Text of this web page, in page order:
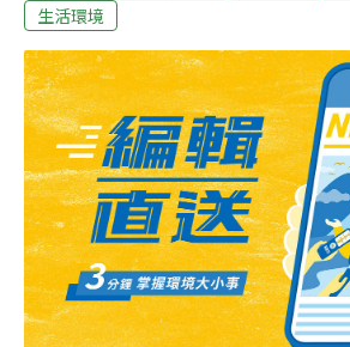
山陽澄湖水產董事長劉忠指出，台灣當
江蘇省淡水研究所的檢驗報告，由該
牌陽澄湖大閘蟹，全部質量合格。港
湖大閘蟹，也在日前致函蘇州市農林
格。
生活環境